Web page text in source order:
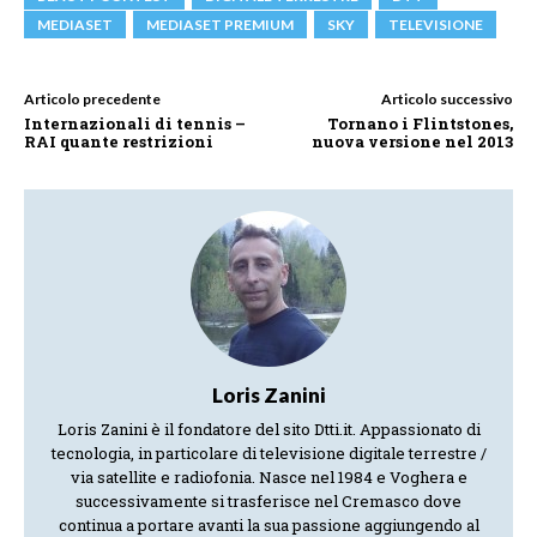
MEDIASET
MEDIASET PREMIUM SKY TELEVISIONE
Articolo precedente
Internazionali di tennis –
RAI quante restrizioni
Articolo successivo
Tornano i Flintstones,
nuova versione nel 2013
Loris Zanini
Loris Zanini è il fondatore del sito Dtti.it. Appassionato di
tecnologia, in particolare di televisione digitale terrestre /
via satellite e radiofonia. Nasce nel 1984 e Voghera e
successivamente si trasferisce nel Cremasco dove
continua a portare avanti la sua passione aggiungendo al